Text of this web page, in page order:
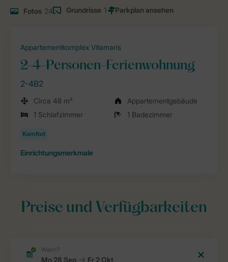
Fotos 24 Grundrisse 1
Appartementkomplex Vitamaris
2-4-Personen-Ferienwohnung
2-4B2
Circa 48 m²
Appartementgebäude
1 Schlafzimmer
1 Badezimmer
Einrichtungsmerkmale
Preise und Verfügbarkeiten